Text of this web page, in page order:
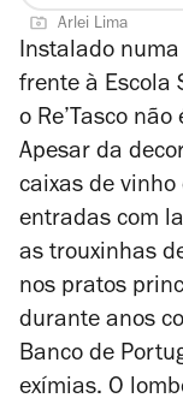
Arlei Lima
Instalado
frente à Escola
o Re’Tasco
Apesar da
caixas de vinho
entradas com
as trouxinhas
nos pratos
durante anos
Banco de
exímias. O